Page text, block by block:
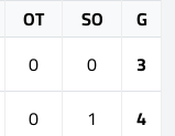
OT SO
G
0 0
3
0 1 4